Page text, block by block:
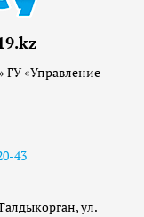
ГУ «Управление
43
ул.